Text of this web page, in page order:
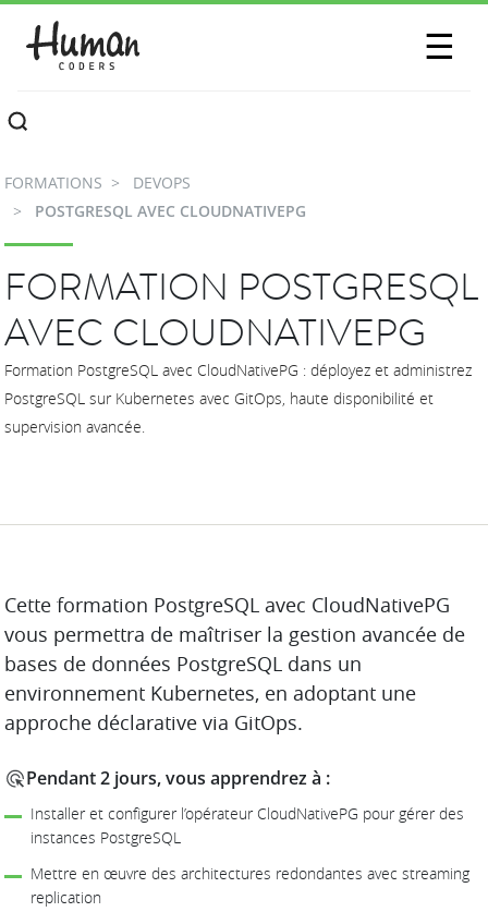
☰
CONTACTEZ-NOUS
FORMATIONS
DEVOPS
POSTGRESQL AVEC CLOUDNATIVEPG
FORMATION POSTGRESQL
AVEC CLOUDNATIVEPG
Formation PostgreSQL avec CloudNativePG : déployez et administrez
PostgreSQL sur Kubernetes avec GitOps, haute disponibilité et
supervision avancée.
DESCRIPTION
Cette formation PostgreSQL avec CloudNativePG
vous permettra de maîtriser la gestion avancée de
bases de données PostgreSQL dans un
environnement Kubernetes, en adoptant une
approche déclarative via GitOps.
Pendant 2 jours, vous apprendrez à :
Installer et configurer l’opérateur CloudNativePG pour gérer des
instances PostgreSQL
Mettre en œuvre des architectures redondantes avec streaming
replication